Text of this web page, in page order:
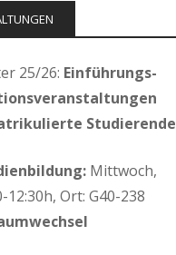
25/26: Einführungs-
Studierende
Mittwoch,
12:30h, Ort: G40-238